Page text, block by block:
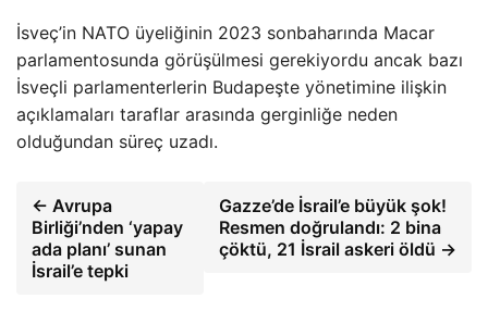
İsveç’in NATO üyeliğinin 2023 sonbaharında Macar
parlamentosunda görüşülmesi gerekiyordu ancak bazı
İsveçli parlamenterlerin Budapeşte yönetimine ilişkin
açıklamaları taraflar arasında gerginliğe neden
olduğundan süreç uzadı.
← Avrupa
Birliği’nden ‘yapay
ada planı’ sunan
İsrail’e tepki
Gazze’de İsrail’e büyük şok!
Resmen doğrulandı: 2 bina
çöktü, 21 İsrail askeri öldü →